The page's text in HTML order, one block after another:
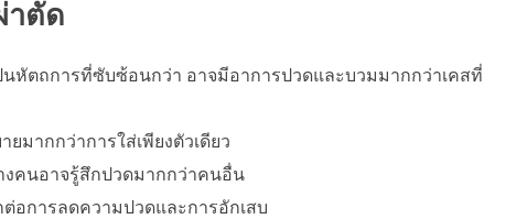
าตัด
นหัตถการที่ซับซ้อนกว่า อาจมีอาการปวดและบวมมากกว่าเคสที่
มากกว่าการใส่เพียงตัวเดียว
คนอาจรู้สึกปวดมากกว่าคนอื่น
อการลดความปวดและการอักเสบ